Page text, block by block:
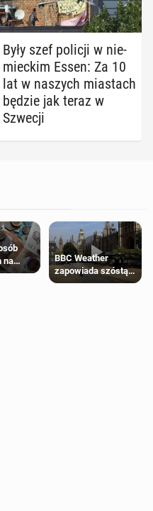
Były szef policji w nie­
miec­kim Essen: Za 10
lat w naszych mia­stach
będzie jak teraz w
Szwecji
na
BBC Weather
zapowiada szóstą
falę upałów w